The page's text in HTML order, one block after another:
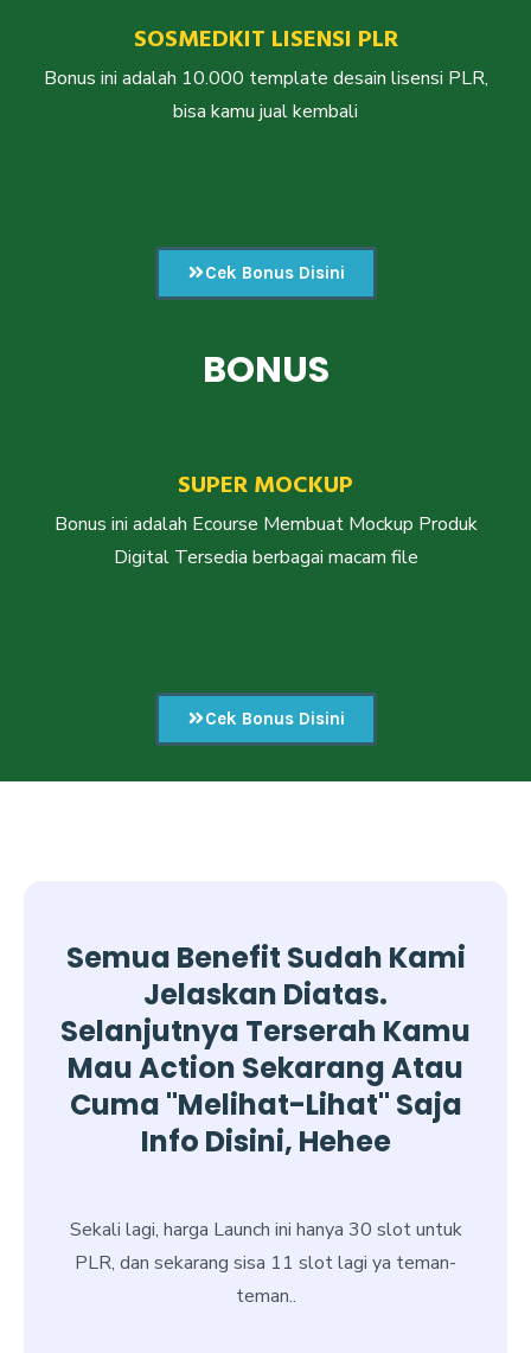
SOSMEDKIT LISENSI PLR
Bonus ini adalah 10.000 template desain lisensi PLR,
bisa kamu jual kembali
Cek Bonus Disini
BONUS
SUPER MOCKUP
Bonus ini adalah Ecourse Membuat Mockup Produk
Digital Tersedia berbagai macam file
Cek Bonus Disini
Semua Benefit Sudah Kami
Jelaskan Diatas.
Selanjutnya Terserah Kamu
Mau Action Sekarang Atau
Cuma "melihat-Lihat" Saja
Info Disini, Hehee
Sekali lagi, harga Launch ini hanya 30 slot untuk
PLR, dan sekarang sisa 11 slot lagi ya teman-
teman..